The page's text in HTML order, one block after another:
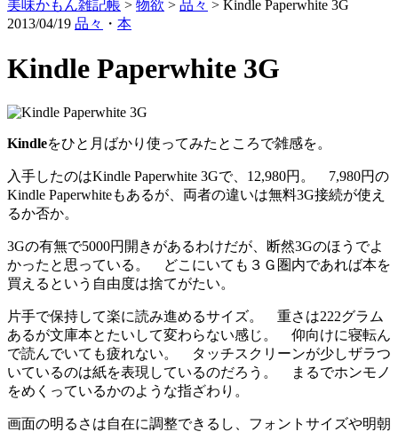
美味かもん雑記帳 > 物欲 > 品々 > Kindle Paperwhite 3G
2013/04/19 品々 ・ 本
Kindle Paperwhite 3G
Kindleをひと月ばかり使ってみたところで雑感を。
入手したのはKindle Paperwhite 3Gで、12,980円。 7,980円の
Kindle Paperwhiteもあるが、両者の違いは無料3G接続が使え
るか否か。
3Gの有無で5000円開きがあるわけだが、断然3Gのほうでよ
かったと思っている。 どこにいても３Ｇ圏内であれば本を
買えるという自由度は捨てがたい。
片手で保持して楽に読み進めるサイズ。 重さは222グラム
あるが文庫本とたいして変わらない感じ。 仰向けに寝転ん
で読んでいても疲れない。 タッチスクリーンが少しザラつ
いているのは紙を表現しているのだろう。 まるでホンモノ
をめくっているかのような指ざわり。
画面の明るさは自在に調整できるし、フォントサイズや明朝